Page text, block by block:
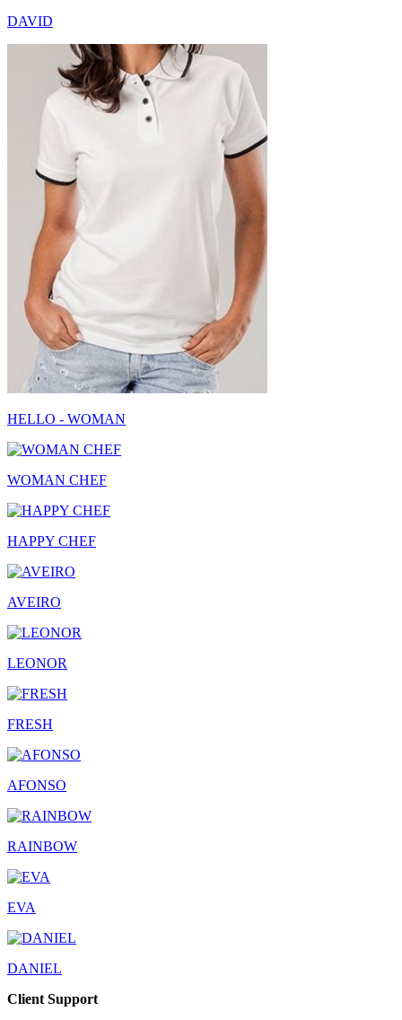
DAVID
HELLO - WOMAN
WOMAN CHEF
HAPPY CHEF
AVEIRO
LEONOR
FRESH
AFONSO
RAINBOW
EVA
DANIEL
Client Support